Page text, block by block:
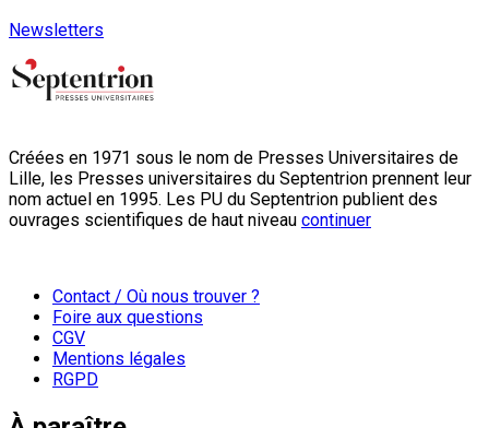
Newsletters
Créées en 1971 sous le nom de Presses Universitaires de
Lille, les Presses universitaires du Septentrion prennent leur
nom actuel en 1995. Les PU du Septentrion publient des
ouvrages scientifiques de haut niveau continuer
Contact / Où nous trouver ?
Foire aux questions
CGV
Mentions légales
RGPD